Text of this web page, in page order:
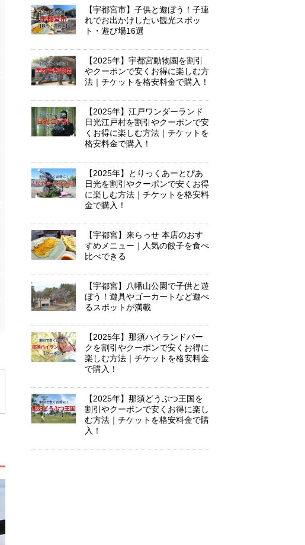
【宇都宮市】子供と遊ぼう！子連
れでお出かけしたい観光スポッ
ト・遊び場16選
【2025年】宇都宮動物園を割引
やクーポンで安くお得に楽しむ方
法｜チケットを格安料金で購入！
【2025年】江戸ワンダーランド
日光江戸村を割引やクーポンで安
くお得に楽しむ方法｜チケットを
格安料金で購入！
【2025年】とりっくあーとぴあ
日光を割引やクーポンで安くお得
に楽しむ方法｜チケットを格安料
金で購入！
【宇都宮】来らっせ 本店のおす
すめメニュー｜人気の餃子を食べ
比べできる
【宇都宮】八幡山公園で子供と遊
ぼう！遊具やゴーカートなど遊べ
るスポットが満載
【2025年】那須ハイランドパー
クを割引やクーポンで安くお得に
楽しむ方法｜チケットを格安料金
で購入！
【2025年】那須どうぶつ王国を
割引やクーポンで安くお得に楽し
む方法｜チケットを格安料金で購
入！